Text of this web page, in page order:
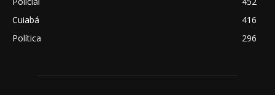
Cuiabá
416
Política
296